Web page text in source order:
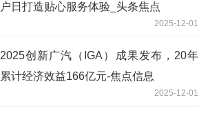
户日打造贴心服务体验_头条焦点
2025-12-01
2025创新广汽（IGA）成果发布，20年
累计经济效益166亿元-焦点信息
2025-12-01